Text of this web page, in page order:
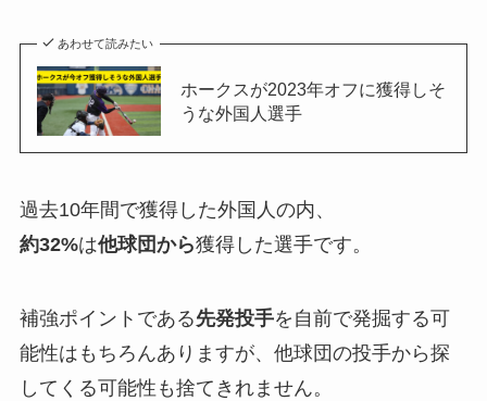
あわせて読みたい
ホークスが2023年オフに獲得しそ
うな外国人選手
過去10年間で獲得した外国人の内、
約32%は他球団から獲得した選手です。
補強ポイントである先発投手を自前で発掘する可
能性はもちろんありますが、他球団の投手から探
してくる可能性も捨てきれません。